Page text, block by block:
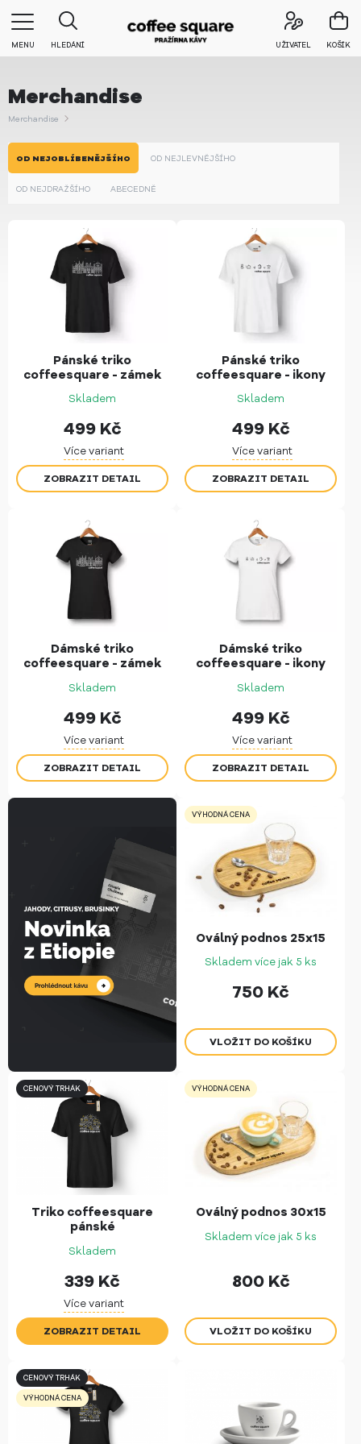
MENU HLEDÁNÍ UŽIVATEL KOŠÍK
Merchandise
Merchandise
OD NEJOBLÍBENĚJŠÍHO OD NEJLEVNĚJŠÍHO
OD NEJDRAŽŠÍHO ABECEDNĚ
Pánské triko
coffeesquare - zámek
Skladem
499 Kč
Více variant
ZOBRAZIT DETAIL
Pánské triko
coffeesquare - ikony
Skladem
499 Kč
Více variant
ZOBRAZIT DETAIL
Dámské triko
coffeesquare - zámek
Skladem
499 Kč
Více variant
ZOBRAZIT DETAIL
Dámské triko
coffeesquare - ikony
Skladem
499 Kč
Více variant
ZOBRAZIT DETAIL
VÝHODNÁ CENA
Oválný podnos 25x15
Skladem více jak 5 ks
750 Kč
CENOVÝ TRHÁK
Triko coffeesquare
pánské
Skladem
339 Kč
Více variant
ZOBRAZIT DETAIL
VÝHODNÁ CENA
Oválný podnos 30x15
Skladem více jak 5 ks
800 Kč
CENOVÝ TRHÁK
VÝHODNÁ CENA